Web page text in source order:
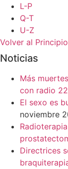
L-P
Q-T
U-Z
Volver al Principio
Noticias
Más
con radio
El sexo es
noviembre
Directrices